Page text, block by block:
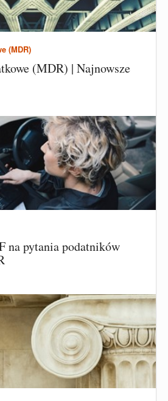
(MDR)
(MDR) | Najnowsze
na pytania podatników